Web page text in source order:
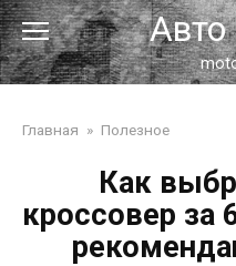
Перейти
к
контенту
Главная » Полезное
Как
кроссовер за